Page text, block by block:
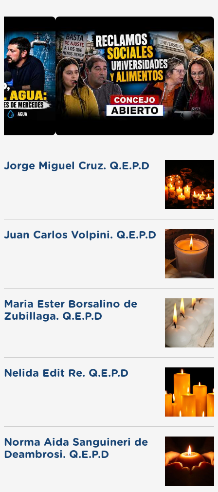
Jorge Miguel Cruz. Q.E.P.D
Juan Carlos Volpini. Q.E.P.D
Maria Ester Borsalino de
Zubillaga. Q.E.P.D
Nelida Edit Re. Q.E.P.D
Norma Aida Sanguineri de
Deambrosi. Q.E.P.D